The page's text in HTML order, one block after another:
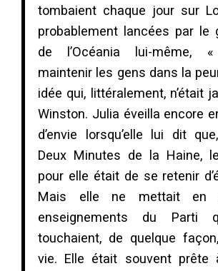
tombaient chaque jour sur
probablement lancées par le
de l’Océania lui-même,
maintenir les gens dans la
idée qui, littéralement, n’était
Winston. Julia éveilla encore
d’envie lorsqu’elle lui dit
Deux Minutes de la Haine,
pour elle était de se retenir
Mais elle ne mettait en
enseignements du Parti
touchaient, de quelque
vie. Elle était souvent prête